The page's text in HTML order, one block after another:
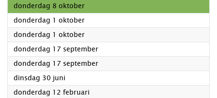
donderdag 8 oktober2026
donderdag 1 oktober2026
donderdag 1 oktober2026
donderdag 17 september2026
donderdag 17 september2026
dinsdag 30 juni
donderdag 12 februari